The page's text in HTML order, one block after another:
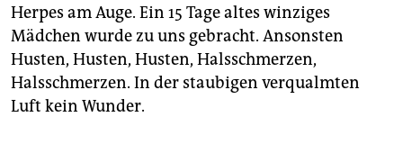
Herpes am Auge. Ein 15 Tage altes winziges
Mädchen wurde zu uns gebracht. Ansonsten
Husten, Husten, Husten, Halsschmerzen,
Halsschmerzen. In der staubigen verqualmten
Luft kein Wunder.